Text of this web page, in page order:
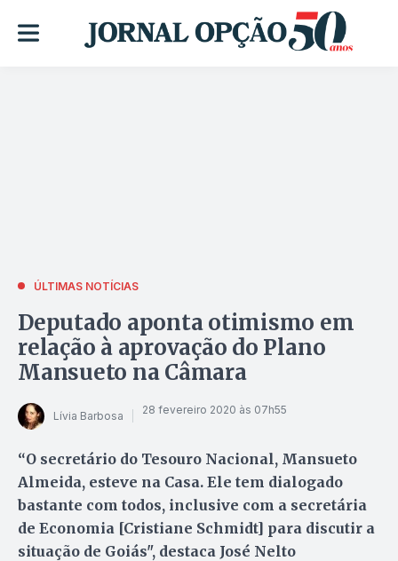
ÚLTIMAS NOTÍCIAS
Deputado aponta otimismo em
relação à aprovação do Plano
Mansueto na Câmara
Lívia Barbosa 28 fevereiro 2020 às 07h55
“O secretário do Tesouro Nacional, Mansueto
Almeida, esteve na Casa. Ele tem dialogado
bastante com todos, inclusive com a secretária
de Economia [Cristiane Schmidt] para discutir a
situação de Goiás", destaca José Nelto